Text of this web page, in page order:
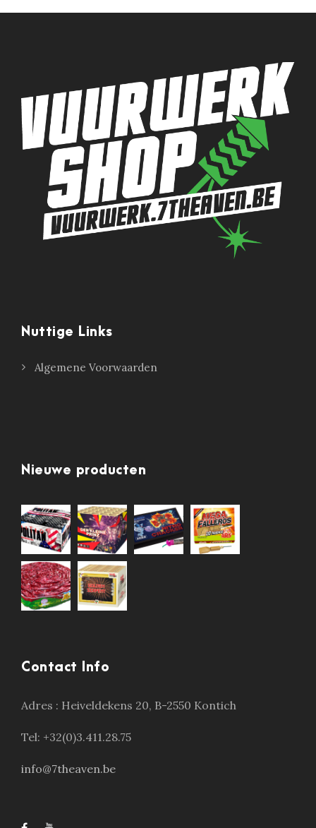
Nuttige Links
Algemene Voorwaarden
Nieuwe producten
Contact Info
Adres : Heiveldekens 20, B-2550 Kontich
Tel: +32(0)3.411.28.75
info@7theaven.be